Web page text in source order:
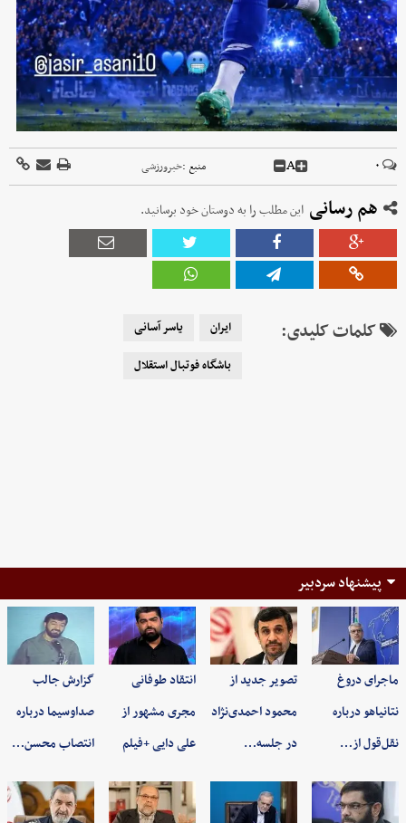
۰ A منبع :خبرورزشی
هم رسانی این مطلب را به دوستان خود برسانید.
کلمات کلیدی: ایران
یاسر آسانی
باشگاه فوتبال استقلال
پیشنهاد سردبیر
ماجرای دروغ
نتانیاهو درباره
نقل‌قول از…
تصویر جدید از
محمود احمدی‌نژاد
در جلسه…
انتقاد طوفانی
مجری مشهور از
علی دایی +فیلم
گزارش جالب
صداوسیما درباره
انتصاب محسن…